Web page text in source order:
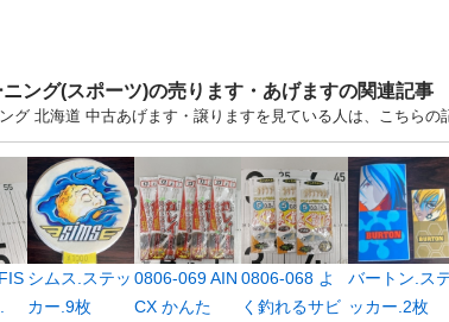
ング(スポーツ)の売ります・あげますの関連記事
北海道 中古あげます・譲りますを見ている人は、こちらの
シムス.ステッ
カー.9枚
0806-069 AIN
CX かんた
0806-068 よ
く釣れるサビ
バートン.ス
ッカー.2枚